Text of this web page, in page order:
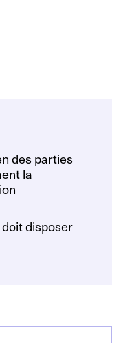
des parties
la
disposer